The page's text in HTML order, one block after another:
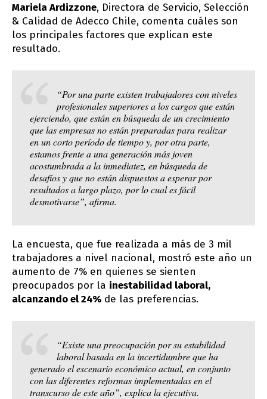
Mariela Ardizzone, Directora de Servicio, Selección
& Calidad de Adecco Chile, comenta cuáles son
los principales factores que explican este
resultado.
“Por una parte existen trabajadores con niveles
profesionales superiores a los cargos que están
ejerciendo, que están en búsqueda de un crecimiento
que las empresas no están preparadas para realizar
en un corto período de tiempo y, por otra parte,
estamos frente a una generación más joven
acostumbrada a la inmediatez, en búsqueda de
desafíos y que no están dispuestos a esperar por
resultados a largo plazo, por lo cual es fácil
desmotivarse”, afirma.
La encuesta, que fue realizada a más de 3 mil
trabajadores a nivel nacional, mostró este año un
aumento de 7% en quienes se sienten
preocupados por la inestabilidad laboral,
alcanzando el 24% de las preferencias.
“Existe una preocupación por su estabilidad
laboral basada en la incertidumbre que ha
generado el escenario económico actual, en conjunto
con las diferentes reformas implementadas en el
transcurso de este año”, explica la ejecutiva.